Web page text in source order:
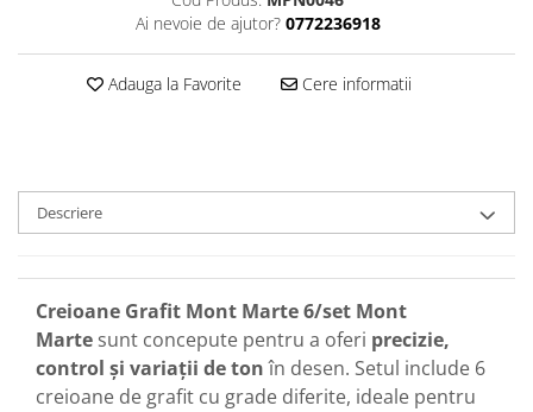
Ai nevoie de ajutor? 0772236918
Adauga la Favorite Cere informatii
Descriere
Creioane Grafit Mont Marte 6/set Mont
Marte sunt concepute pentru a oferi precizie,
control și variații de tonîn desen. Setul include 6
creioane de grafit cu grade diferite, ideale pentru